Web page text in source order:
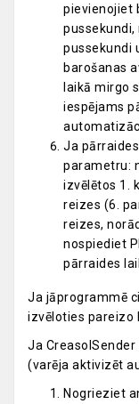
pievienojiet
pussekundi
barošanas
laikā mirgo
iespējams
Ja
parametru:
izvēlētos 1.
reizes (6.
reizes,
nospiediet
pārraides
Ja jāprogrammē
izvēloties pareizo
Ja
(varēja aktivizēt
Nogrieziet